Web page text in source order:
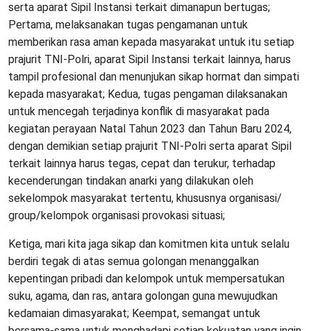
serta aparat Sipil Instansi terkait dimanapun bertugas;
Pertama, melaksanakan tugas pengamanan untuk
memberikan rasa aman kepada masyarakat untuk itu setiap
prajurit TNI-Polri, aparat Sipil Instansi terkait lainnya, harus
tampil profesional dan menunjukan sikap hormat dan simpati
kepada masyarakat; Kedua, tugas pengaman dilaksanakan
untuk mencegah terjadinya konflik di masyarakat pada
kegiatan perayaan Natal Tahun 2023 dan Tahun Baru 2024,
dengan demikian setiap prajurit TNI-Polri serta aparat Sipil
terkait lainnya harus tegas, cepat dan terukur, terhadap
kecenderungan tindakan anarki yang dilakukan oleh
sekelompok masyarakat tertentu, khususnya organisasi/
group/kelompok organisasi provokasi situasi;
Ketiga, mari kita jaga sikap dan komitmen kita untuk selalu
berdiri tegak di atas semua golongan menanggalkan
kepentingan pribadi dan kelompok untuk mempersatukan
suku, agama, dan ras, antara golongan guna mewujudkan
kedamaian dimasyarakat; Keempat, semangat untuk